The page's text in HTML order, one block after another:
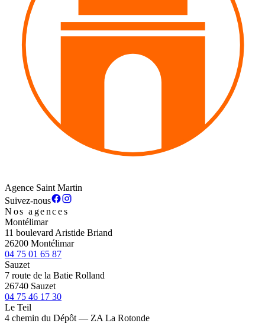
Agence Saint Martin
Suivez-nous
Nos agences
Montélimar
11 boulevard Aristide Briand
26200 Montélimar
04 75 01 65 87
Sauzet
7 route de la Batie Rolland
26740 Sauzet
04 75 46 17 30
Le Teil
4 chemin du Dépôt — ZA La Rotonde